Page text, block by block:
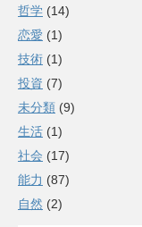
哲学 (14)
恋愛 (1)
技術 (1)
投資 (7)
未分類 (9)
生活 (1)
社会 (17)
能力 (87)
自然 (2)